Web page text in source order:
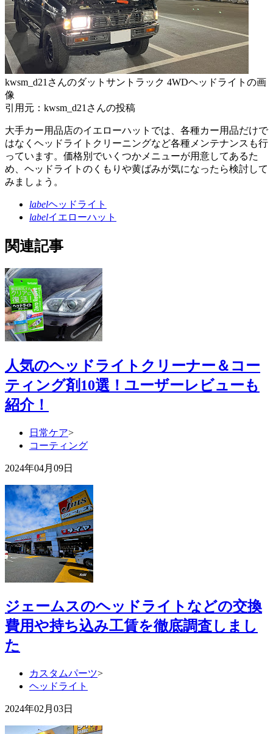
kwsm_d21さんのダットサントラック 4WDヘッドライトの画
像
引用元：kwsm_d21さんの投稿
大手カー用品店のイエローハットでは、各種カー用品だけで
はなくヘッドライトクリーニングなど各種メンテナンスも行
っています。価格別でいくつかメニューが用意してあるた
め、ヘッドライトのくもりや黄ばみが気になったら検討して
みましょう。
labelヘッドライト
labelイエローハット
関連記事
人気のヘッドライトクリーナー＆コー
ティング剤10選！ユーザーレビューも
紹介！
日常ケア>
コーティング
2024年04月09日
ジェームスのヘッドライトなどの交換
費用や持ち込み工賃を徹底調査しまし
た
カスタムパーツ>
ヘッドライト
2024年02月03日